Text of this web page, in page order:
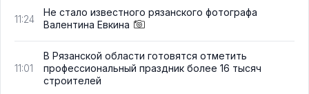
11:24
Не стало известного рязанского фотографа
Валентина Евкина
11:01
В Рязанской области готовятся отметить
профессиональный праздник более 16 тысяч
строителей